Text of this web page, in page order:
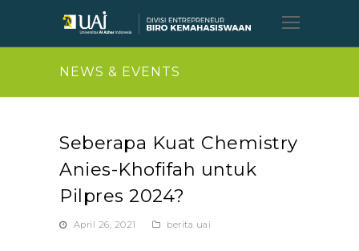
Open
Mobile
NEWS & EVENTS
Seberapa Kuat Chemistry
Anies-Khofifah untuk
Pilpres 2024?
April 26, 2021 berita uai